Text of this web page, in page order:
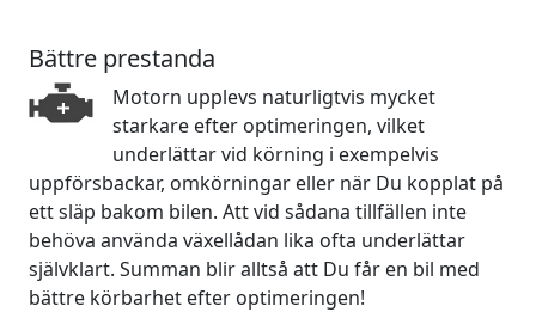
Bättre prestanda
Motorn upplevs naturligtvis mycket
starkare efter optimeringen, vilket
underlättar vid körning i exempelvis
uppförsbackar, omkörningar eller när Du kopplat på
ett släp bakom bilen. Att vid sådana tillfällen inte
behöva använda växellådan lika ofta underlättar
självklart. Summan blir alltså att Du får en bil med
bättre körbarhet efter optimeringen!